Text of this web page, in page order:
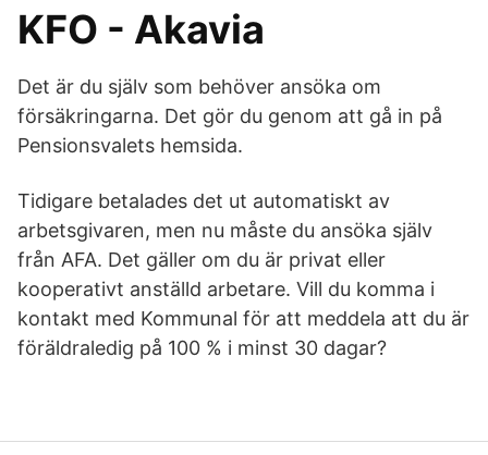
KFO - Akavia
Det är du själv som behöver ansöka om
försäkringarna. Det gör du genom att gå in på
Pensionsvalets hemsida.
Tidigare betalades det ut automatiskt av
arbetsgivaren, men nu måste du ansöka själv
från AFA. Det gäller om du är privat eller
kooperativt anställd arbetare. Vill du komma i
kontakt med Kommunal för att meddela att du är
föräldraledig på 100 % i minst 30 dagar?